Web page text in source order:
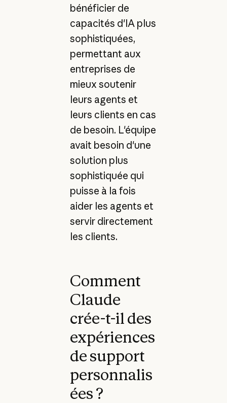
bénéficier de
capacités d'IA plus
sophistiquées,
permettant aux
entreprises de
mieux soutenir
leurs agents et
leurs clients en cas
de besoin. L'équipe
avait besoin d'une
solution plus
sophistiquée qui
puisse à la fois
aider les agents et
servir directement
les clients.
Comment
Claude
crée-t-il des
expériences
de support
personnalis
ées ?